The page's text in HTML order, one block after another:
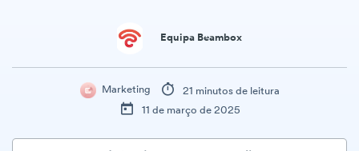
Equipa Beambox
Marketing
21 minutos de leitura
11 de março de 2025